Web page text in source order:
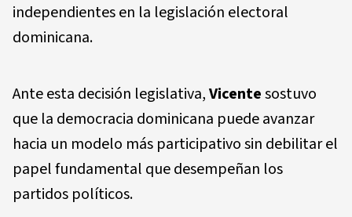
independientes en la legislación electoral
dominicana.
Ante esta decisión legislativa,Vicentesostuvo
que la democracia dominicana puede avanzar
hacia un modelo más participativo sin debilitar el
papel fundamental que desempeñan los
partidos políticos.